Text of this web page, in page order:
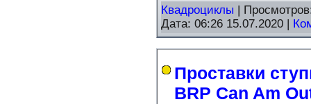
Квадроциклы |
Дата: 06:26 15.07.2020 |
Проставки
BRP Can Am